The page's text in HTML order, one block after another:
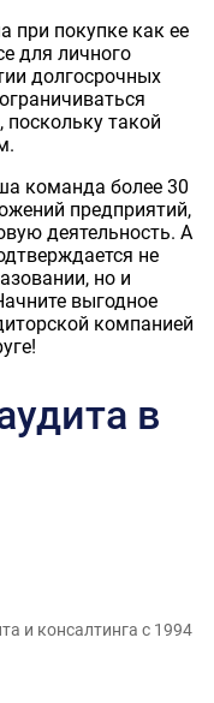
при покупке как ее
для личного
долгосрочных
такой
команда более 30
предприятий,
деятельность. А
не
но и
выгодное
компанией
в
и консалтинга с 1994